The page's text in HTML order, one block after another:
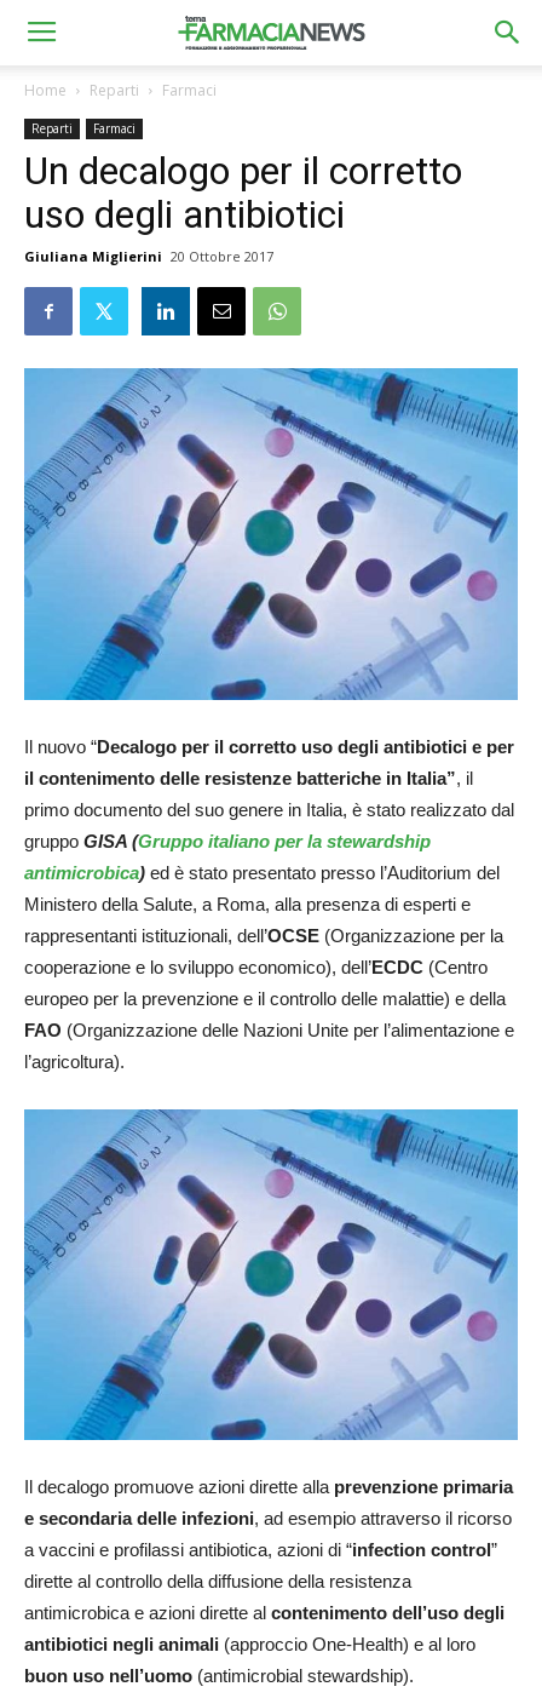
Home Reparti Farmaci
Reparti Farmaci
Un decalogo per il corretto
uso degli antibiotici
Giuliana Miglierini 20 Ottobre 2017
Il nuovo “Decalogo per il corretto uso degli antibiotici e per
il contenimento delle resistenze batteriche in Italia”, il
primo documento del suo genere in Italia, è stato realizzato dal
gruppo GISA (Gruppo italiano per la stewardship
antimicrobica) ed è stato presentato presso l’Auditorium del
Ministero della Salute, a Roma, alla presenza di esperti e
rappresentanti istituzionali, dell’OCSE (Organizzazione per la
cooperazione e lo sviluppo economico), dell’ECDC (Centro
europeo per la prevenzione e il controllo delle malattie) e della
FAO (Organizzazione delle Nazioni Unite per l’alimentazione e
l’agricoltura).
Il decalogo promuove azioni dirette alla prevenzione primaria
e secondaria delle infezioni, ad esempio attraverso il ricorso
a vaccini e profilassi antibiotica, azioni di “infection control ”
dirette al controllo della diffusione della resistenza
antimicrobica e azioni dirette al contenimento dell’uso degli
antibiotici negli animali (approccio One-Health) e al loro
buon uso nell’uomo (antimicrobial stewardship).